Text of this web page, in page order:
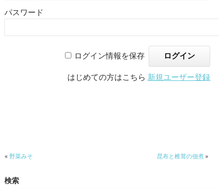
パスワード
ログイン情報を保存
はじめての方はこちら 新規ユーザー登録
« 野菜みそ 昆布と椎茸の佃煮»
検索